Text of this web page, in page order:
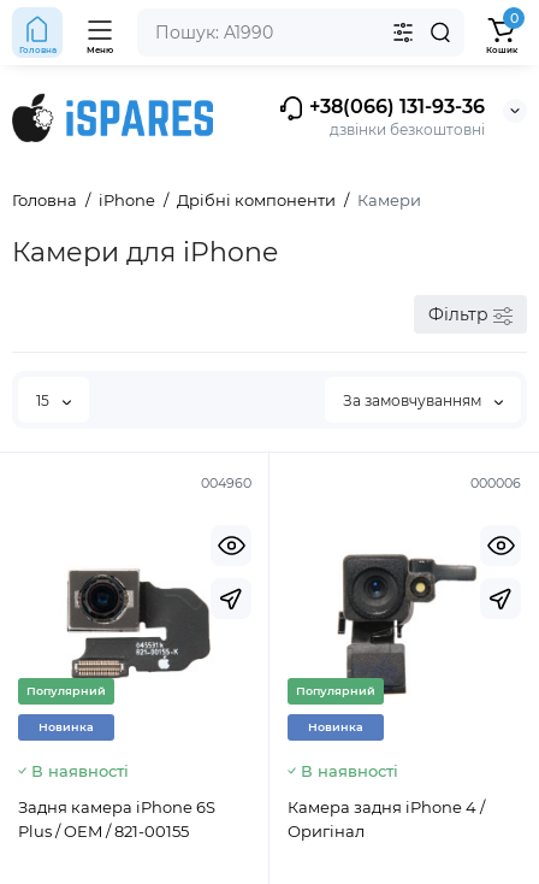
+38(066) 131-93-36
дзвінки безкоштовні
Головна Меню
0
Кошик
Головна iPhone Дрібні компоненти Камери
Камери для iPhone
Фільтр
15 За замовчуванням
004960
Популярний
Новинка
В наявності
Задня камера iPhone 6S
Plus / OEM / 821-00155
000006
Популярний
Новинка
В наявності
Камера задня iPhone 4 /
Оригінал